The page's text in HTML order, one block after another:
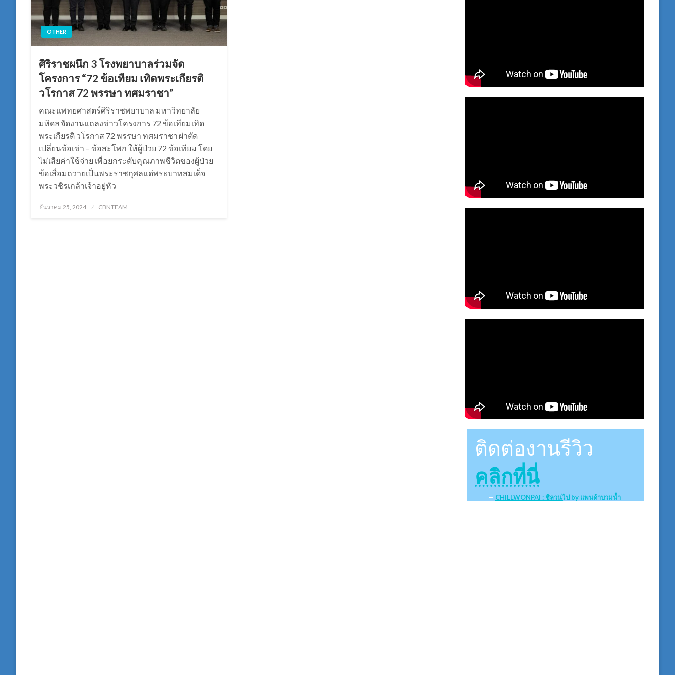
OTHER
ศิริราชผนึก 3 โรงพยาบาลร่วมจัด
โครงการ “72 ข้อเทียม เทิดพระเกียรติ
วโรกาส 72 พรรษา ทศมราชา”
คณะแพทยศาสตร์ศิริราชพยาบาล มหาวิทยาลัย
มหิดล จัดงานแถลงข่าวโครงการ 72 ข้อเทียมเทิด
พระเกียรติ วโรกาส 72 พรรษา ทศมราชา ผ่าตัด
เปลี่ยนข้อเข่า – ข้อสะโพก ให้ผู้ป่วย 72 ข้อเทียม โดย
ไม่เสียค่าใช้จ่าย เพื่อยกระดับคุณภาพชีวิตของผู้ป่วย
ข้อเสื่อมถวายเป็นพระราชกุศลแด่พระบาทสมเด็จ
พระวชิรเกล้าเจ้าอยู่หัว
Posted
ธันวาคม 25, 2024 CBNTEAM
ติดต่องานรีวิว
คลิกที่นี่
CHILLWONPAI : ชิลวนไป by แพนด้าบวมน้ำ